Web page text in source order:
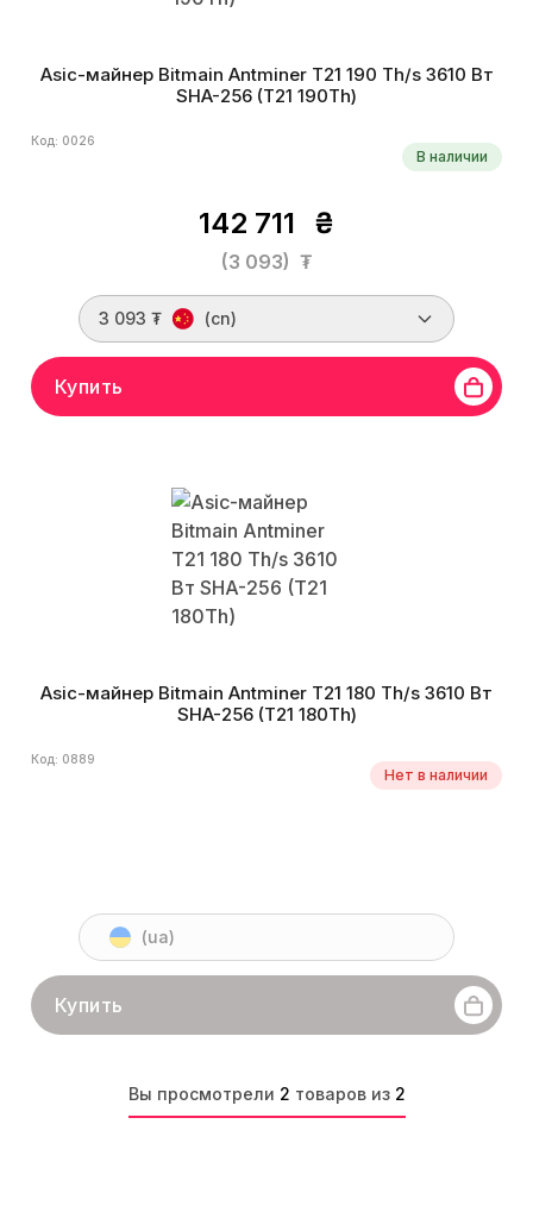
Asic-майнер Bitmain Antminer T21 190 Th/s 3610 Вт
SHA-256 (T21 190Th)
Код: 0026
В наличии
142 711 ₴
(3 093) ₮
3 093 ₮ (cn)
Купить
Asic-майнер Bitmain Antminer T21 180 Th/s 3610 Вт
SHA-256 (T21 180Th)
Код: 0889
Нет в наличии
(ua)
Купить
Вы просмотрели 2 товаров из 2